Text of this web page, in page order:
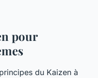
pour
du Kaizen à